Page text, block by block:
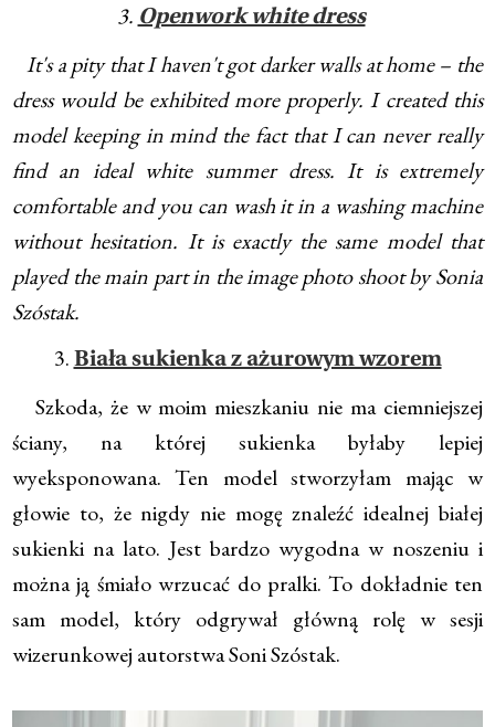
3. Openwork white dress
It's a pity that I haven't got darker walls at home – the
dress would be exhibited more properly. I created this
model keeping in mind the fact that I can never really
find an ideal white summer dress. It is extremely
comfortable and you can wash it in a washing machine
without hesitation. It is exactly the same model that
played the main part in the image photo shoot by Sonia
Szóstak.
3. Biała sukienka z ażurowym wzorem
Szkoda, że w moim mieszkaniu nie ma ciemniejszej
ściany, na której sukienka byłaby lepiej
wyeksponowana. Ten model stworzyłam mając w
głowie to, że nigdy nie mogę znaleźć idealnej białej
sukienki na lato. Jest bardzo wygodna w noszeniu i
można ją śmiało wrzucać do pralki. To dokładnie ten
sam model, który odgrywał główną rolę w sesji
wizerunkowej autorstwa Soni Szóstak.